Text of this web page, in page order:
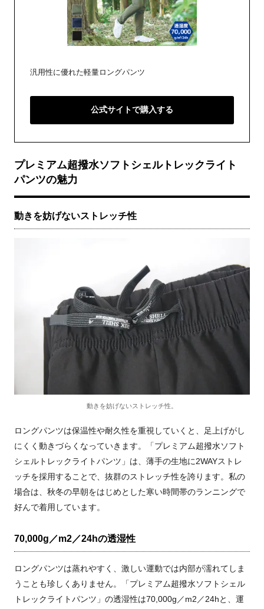
汎用性に優れた軽量ロングパンツ
公式サイトで購入する
プレミアム超撥水ソフトシェルトレックライト
パンツの魅力
動きを妨げないストレッチ性
動きを妨げないストレッチ性。
ロングパンツは保温性や耐久性を重視していくと、足上げがし
にくく動きづらくなっていきます。「プレミアム超撥水ソフト
シェルトレックライトパンツ」は、薄手の生地に2WAYストレ
ッチを採用することで、抜群のストレッチ性を誇ります。私の
場合は、秋冬の早朝をはじめとした寒い時間帯のランニングで
好んで着用しています。
70,000g／m2／24hの透湿性
ロングパンツは蒸れやすく、激しい運動では内部が濡れてしま
うことも珍しくありません。「プレミアム超撥水ソフトシェル
トレックライトパンツ」の透湿性は70,000g／m2／24hと、運